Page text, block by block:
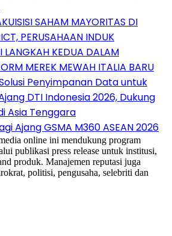
SAHAM MAYORITAS DI
PERUSAHAAN INDUK
LANGKAH KEDUA DALAM
MEREK MEWAH ITALIA BARU
Penyimpanan Data untuk
DTI Indonesia 2026, Dukung
Asia Tenggara
Ajang GSMA M360 ASEAN 2026
online ini mendukung program
publikasi press release untuk institusi,
produk. Manajemen reputasi juga
politisi, pengusaha, selebriti dan